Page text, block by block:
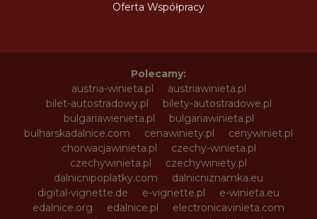
Oferta Współpracy
Polecamy:
austria-winieta.pl
austriawinieta.pl
bilet-autostradowy.pl
bilety-autostradowe.pl
bulgariawienieta.pl
bulgariawinieta.pl
bulharskadalnice.com
cenawiniety.pl
cenywiniet.pl
chorwacjawinieta.pl
czechy-winieta.pl
czechywinieta.pl
czechywiniety.pl
dalnicnipoplatky.com
dalnicniznamka.eu
digital-vignette.de
e-vignette.pl
e-winieta.eu
edalnice.org
edalnice.pl
electronicavinieta.com